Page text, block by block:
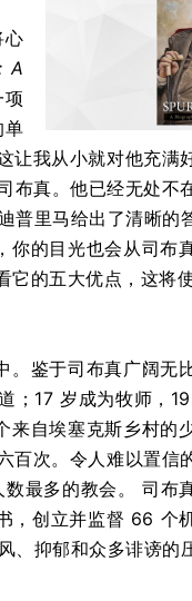
心
A
项
单
让我从小就对他充满
布真。他已经无处不
普里马给出了清晰
的目光也会从司布
的五大优点，这将
鉴于司布真广阔无
；17 岁成为牧师，
自埃塞克斯乡村的
百次。令人难以置信
最多的教会。
司布
创立并监督 66 个
抑郁和众多诽谤的